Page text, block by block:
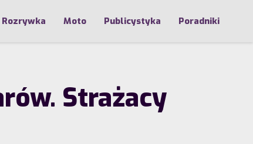
Rozrywka Moto Publicystyka Poradniki
Strażacy